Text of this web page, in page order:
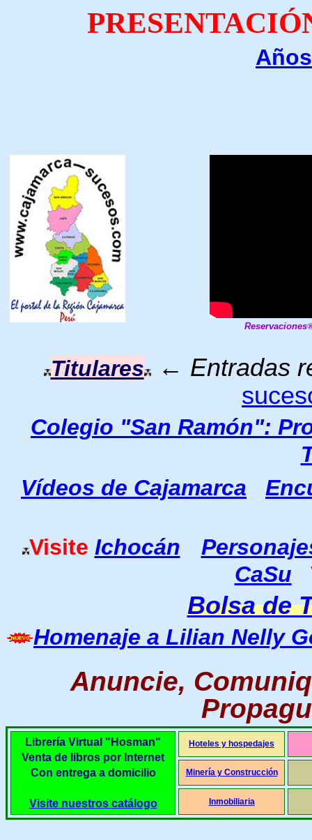
Reservaciones
Titulares ← Entradas
Colegio "San Ramón":
Vídeos de Cajamarca
Visite Ichocán
CaSu
Bolsa de
Homenaje a Lilian Nelly
Anuncie,
Librería Virtual "Hosman"
Venta de libros por Internet
Con entrega a domicilio
Visite nuestros catálogo
Hoteles y hospedajes
Minería y Construcción
Inmobiliaria